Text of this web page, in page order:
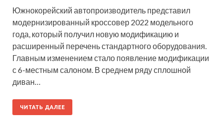
Южнокорейский автопроизводитель представил
модернизированный кроссовер 2022 модельного
года, который получил новую модификацию и
расширенный перечень стандартного оборудования.
Главным изменением стало появление модификации
с 6-местным салоном. В среднем ряду сплошной
диван…
ЧИТАТЬ ДАЛЕЕ